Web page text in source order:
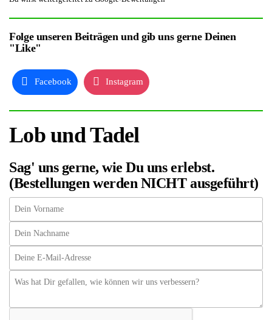
Folge unseren Beiträgen und gib uns gerne Deinen
"Like"
Facebook Instagram
Lob und Tadel
Sag' uns gerne, wie Du uns erlebst.
(Bestellungen werden NICHT ausgeführt)